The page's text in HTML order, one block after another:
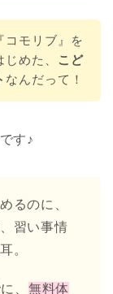
コモリブ』を
めた、 こど
なんだって！
す♪
るのに、
習い事情
。
に、 無料体